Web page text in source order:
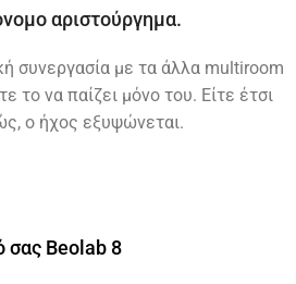
αριστούργημα.
συνεργασία με τα άλλα multiroom
το να παίζει μόνο του. Είτε έτσι
ο ήχος εξυψώνεται.
σας Beolab 8